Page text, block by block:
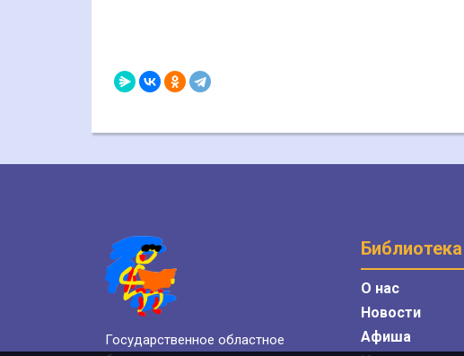
Государственное областное
Библиотека
О нас
Новости
Афиша